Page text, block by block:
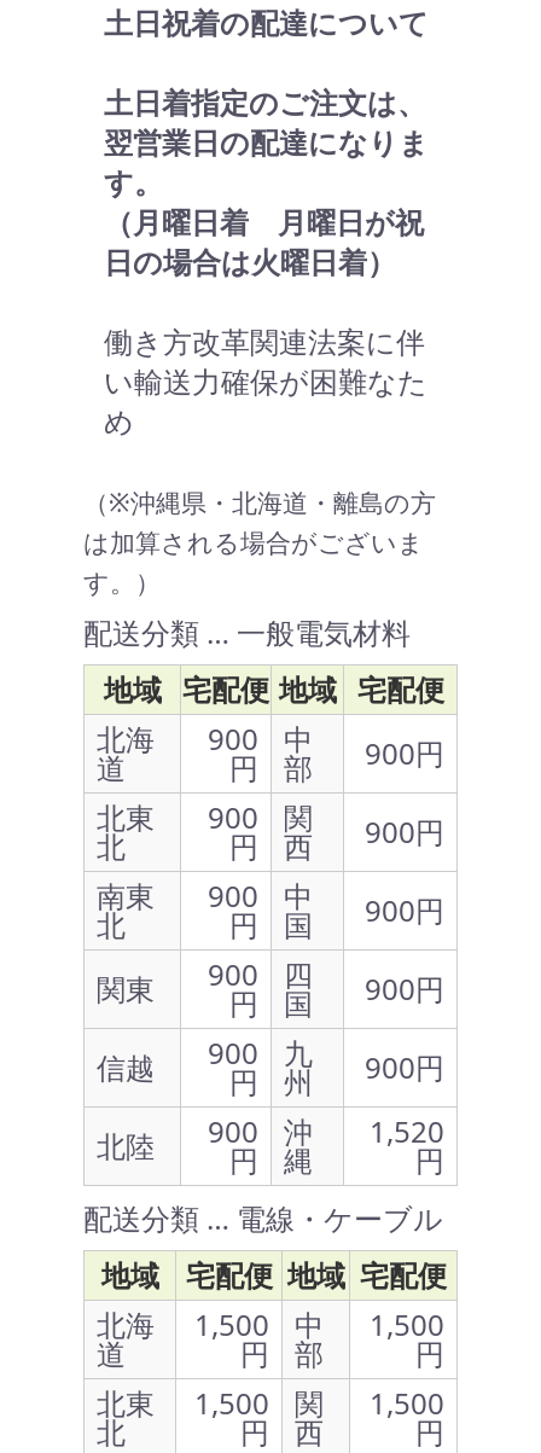
土日祝着の配達について
土日着指定のご注文は、
翌営業日の配達になりま
す。
（月曜日着 月曜日が祝
日の場合は火曜日着）
働き方改革関連法案に伴
い輸送力確保が困難なた
め
（※沖縄県・北海道・離島の方
は加算される場合がございま
す。）
配送分類 … 一般電気材料
地域 宅配便 地域 宅配便
北海
道
900
円
中
部
900円
北東
北
900
円
関
西
900円
南東
北
900
円
中
国
900円
関東
900
円
四
国
900円
信越
900
円
九
州
900円
北陸
900
円
沖
縄
1,520
円
配送分類 … 電線・ケーブル
地域
宅配便 地域 宅配便
北海
道
1,500
円
中
部
1,500
円
北東
北
1,500
円
関
西
1,500
円